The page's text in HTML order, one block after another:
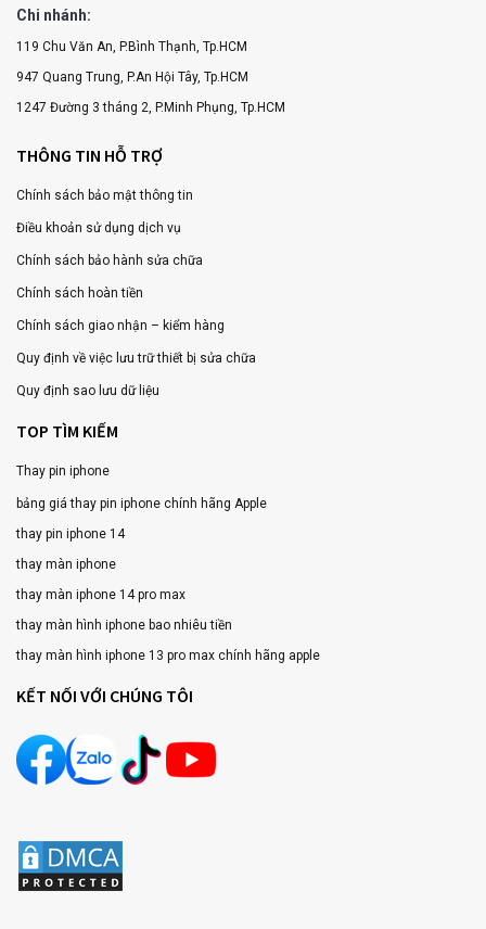
Chi nhánh:
119 Chu Văn An, P.Bình Thạnh, Tp.HCM
947 Quang Trung, P.An Hội Tây, Tp.HCM
1247 Đường 3 tháng 2, P.Minh Phụng, Tp.HCM
THÔNG TIN HỖ TRỢ
Chính sách bảo mật thông tin
Điều khoản sử dụng dịch vụ
Chính sách bảo hành sửa chữa
Chính sách hoàn tiền
Chính sách giao nhận – kiểm hàng
Quy định về việc lưu trữ thiết bị sửa chữa
Quy định sao lưu dữ liệu
TOP TÌM KIẾM
Thay pin iphone
bảng giá thay pin iphone chính hãng Apple
thay pin iphone 14
thay màn iphone
thay màn iphone 14 pro max
thay màn hình iphone bao nhiêu tiền
thay màn hình iphone 13 pro max chính hãng apple
KẾT NỐI VỚI CHÚNG TÔI